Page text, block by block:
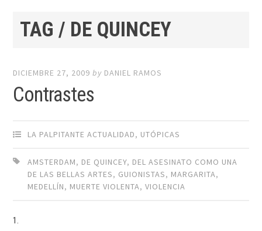
TAG / DE QUINCEY
DICIEMBRE 27, 2009 by DANIEL RAMOS
Contrastes
LA PALPITANTE ACTUALIDAD, UTÓPICAS
AMSTERDAM, DE QUINCEY, DEL ASESINATO COMO UNA
DE LAS BELLAS ARTES, GUIONISTAS, MARGARITA,
MEDELLÍN, MUERTE VIOLENTA,VIOLENCIA
1.